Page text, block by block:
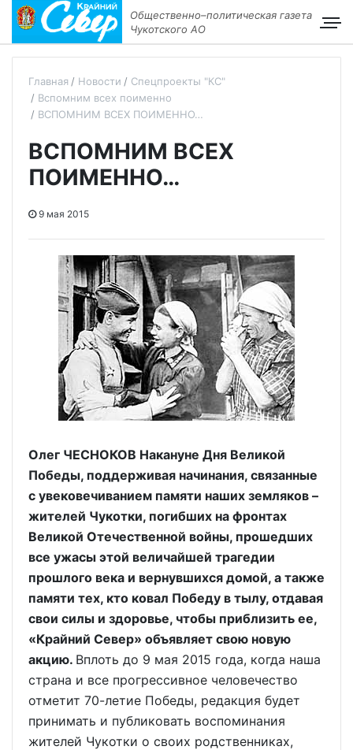
Общественно–политическая газета
Чукотского АО
Главная Новости
Спецпроекты "КС"
Вспомним всех поименно
ВСПОМНИМ ВСЕХ ПОИМЕННО…
ВСПОМНИМ ВСЕХ
ПОИМЕННО…
9 мая 2015
Олег ЧЕСНОКОВ Накануне Дня Великой
Победы, поддерживая начинания, связанные
с увековечиванием памяти наших земляков –
жителей Чукотки, погибших на фронтах
Великой Отечественной войны, прошедших
все ужасы этой величайшей трагедии
прошлого века и вернувшихся домой, а также
памяти тех, кто ковал Победу в тылу, отдавая
свои силы и здоровье, чтобы приблизить ее,
«Крайний Север» объявляет свою новую
акцию. Вплоть до 9 мая 2015 года, когда наша
страна и все прогрессивное человечество
отметит 70-летие Победы, редакция будет
принимать и публиковать воспоминания
жителей Чукотки о своих родственниках,